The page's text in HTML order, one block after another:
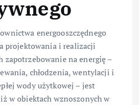
energooszczędnego
projektowania i realizacji
zapotrzebowanie na energię –
chłodzenia, wentylacji i
wody użytkowej – jest
w obiektach wznoszonych w